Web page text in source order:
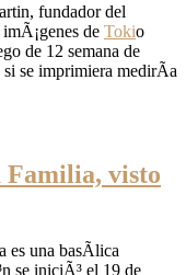
fundador del
de Tokio
de 12 semana de
se imprimiera medirÃ­a
Familia, visto
es una basÃ­lica
se iniciÃ³ el 19 de